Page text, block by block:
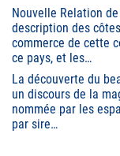
Nouvelle Relation
description des
commerce de cette
ce pays, et les…
La découverte du
un discours de la
nommée par les
par sire…